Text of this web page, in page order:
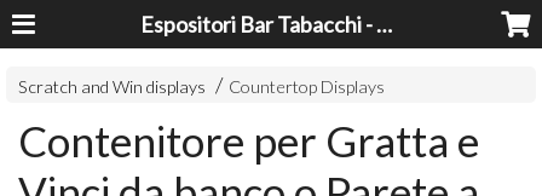
Espositori Bar Tabacchi - Lavorazioni Plexiglass Bari
Scratch and Win displays Countertop Displays
Contenitore per Gratta e